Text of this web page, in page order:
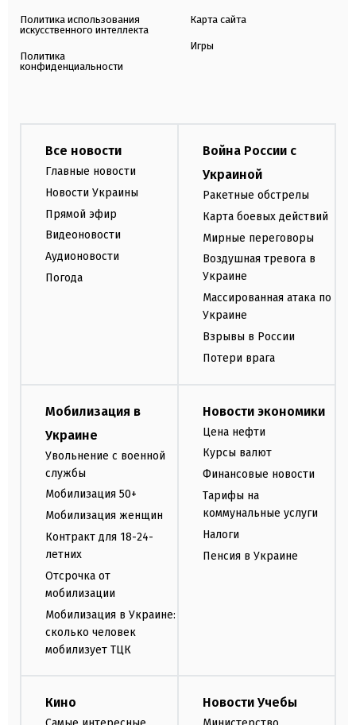
Политика использования
искусственного интеллекта
Политика
конфиденциальности
Карта сайта
Игры
Все новости
Главные новости
Новости Украины
Прямой эфир
Видеоновости
Аудионовости
Погода
Война России с
Украиной
Ракетные обстрелы
Карта боевых действий
Мирные переговоры
Воздушная тревога в
Украине
Массированная атака по
Украине
Взрывы в России
Потери врага
Мобилизация в
Украине
Увольнение с военной
службы
Мобилизация 50+
Мобилизация женщин
Контракт для 18-24-
летних
Отсрочка от
мобилизации
Мобилизация в Украине:
сколько человек
мобилизует ТЦК
Новости экономики
Цена нефти
Курсы валют
Финансовые новости
Тарифы на
коммунальные услуги
Налоги
Пенсия в Украине
Кино Новости Учебы